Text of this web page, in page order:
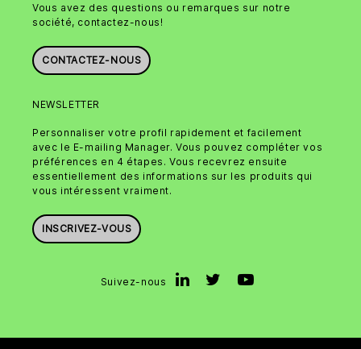
Vous avez des questions ou remarques sur notre
société, contactez-nous!
CONTACTEZ-NOUS
NEWSLETTER
Personnaliser votre profil rapidement et facilement
avec le E-mailing Manager. Vous pouvez compléter vos
préférences en 4 étapes. Vous recevrez ensuite
essentiellement des informations sur les produits qui
vous intéressent vraiment.
INSCRIVEZ-VOUS
Suivez-nous